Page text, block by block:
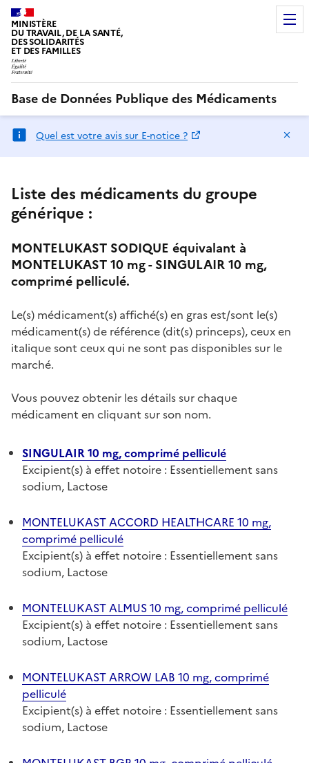
MINISTÈRE
DU TRAVAIL, DE LA SANTÉ,
DES SOLIDARITÉS
ET DES FAMILLES
Base de Données Publique des Médicaments
Quel est votre avis sur E-notice ?
Liste des médicaments du groupe
générique :
MONTELUKAST SODIQUE équivalant à
MONTELUKAST 10 mg - SINGULAIR 10 mg,
comprimé pelliculé.
Le(s) médicament(s) affiché(s) en gras est/sont le(s)
médicament(s) de référence (dit(s) princeps), ceux en
italique sont ceux qui ne sont pas disponibles sur le
marché.
Vous pouvez obtenir les détails sur chaque
médicament en cliquant sur son nom.
SINGULAIR 10 mg, comprimé pelliculé
Excipient(s) à effet notoire : Essentiellement sans
sodium, Lactose
MONTELUKAST ACCORD HEALTHCARE 10 mg,
comprimé pelliculé
Excipient(s) à effet notoire : Essentiellement sans
sodium, Lactose
MONTELUKAST ALMUS 10 mg, comprimé pelliculé
Excipient(s) à effet notoire : Essentiellement sans
sodium, Lactose
MONTELUKAST ARROW LAB 10 mg, comprimé
pelliculé
Excipient(s) à effet notoire : Essentiellement sans
sodium, Lactose